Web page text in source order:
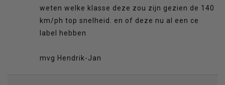
weten welke klasse deze zou zijn gezien de 140
km/ph top snelheid. en of deze nu al een ce
label hebben
mvg Hendrik-Jan